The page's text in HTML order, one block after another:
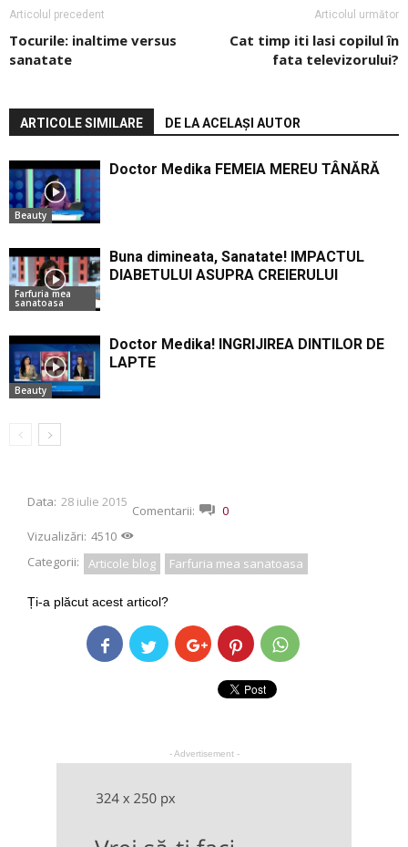
Articolul precedent
Tocurile: inaltime versus
sanatate
Articolul următor
Cat timp iti lasi copilul în
fata televizorului?
ARTICOLE SIMILARE DE LA ACELAȘI AUTOR
Beauty
Doctor Medika FEMEIA MEREU TÂNĂRĂ
Farfuria mea
sanatoasa
Buna dimineata, Sanatate! IMPACTUL
DIABETULUI ASUPRA CREIERULUI
Beauty
Doctor Medika! INGRIJIREA DINTILOR DE
LAPTE
Data: 28 iulie 2015
Comentarii:
0
Vizualizări: 4510
Categorii:
Articole blog Farfuria mea sanatoasa
Ți-a plăcut acest articol?
- Advertisement -